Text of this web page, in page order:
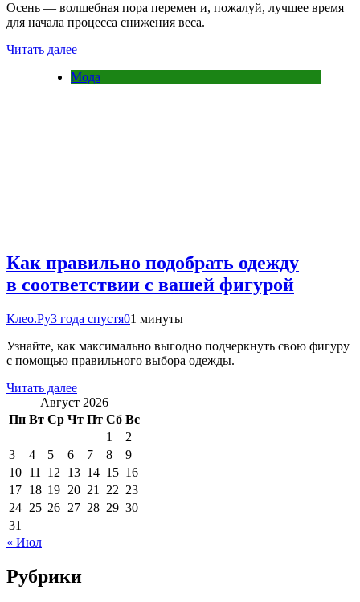
Осень — волшебная пора перемен и, пожалуй, лучшее время
для начала процесса снижения веса.
Читать далее
Мода
Как правильно подобрать одежду
в соответствии с вашей фигурой
Клео.Ру3 года спустя01 минуты
Узнайте, как максимально выгодно подчеркнуть свою фигуру
с помощью правильного выбора одежды.
Читать далее
Август 2026
Пн Вт Ср Чт Пт Сб Вс
1
2
3
4 5 6 7 8
9
10 11 12 13 14 15 16
17 18 19 20 21 22 23
24 25 26 27 28 29 30
31
« Июл
Рубрики